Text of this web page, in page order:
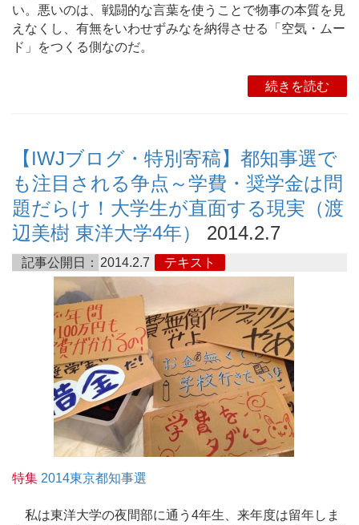
い。悪いのは、戦闘的な言葉を使うことで物事の本質を見
えなくし、有無をいわせずみなを納得させる「空気・ムー
ド」をつくる側なのだ。
続きを読む
【IWJブログ・特別寄稿】都知事選で
も注目される争点～学費・奨学金は問
題だらけ！大学生が直面する現実（渡
辺美樹 東洋大学4年）
2014.2.7
記事公開日： 2014.2.7 テキスト
特集 2014東京都知事選
私は東洋大学の夜間部に通う4年生、来年度は留年しま